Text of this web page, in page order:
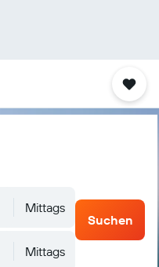
Mittags
Mittags
Suchen